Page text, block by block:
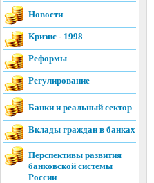
Новости
Кризис - 1998
Реформы
Регулирование
Банки и реальный сектор
Вклады граждан в банках
Перспективы развития
банковской системы
России